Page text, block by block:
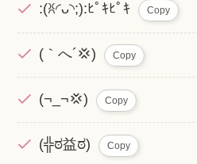
:(ꐦ◜ᴗ◝;):ﾋﾟｷﾋﾟｷ Copy
(｀へ´💢) Copy
(¬_¬💢) Copy
(╬ಠ益ಠ) Copy